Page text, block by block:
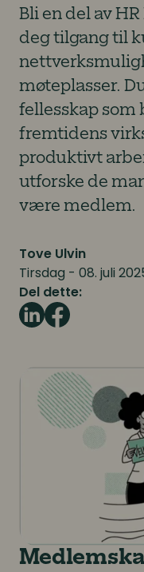
Bli en del av
deg tilgang til
møteplasser.
fellesskap som
fremtidens
produktivt
utforske de
være medlem.
Tove Ulvin
Tirsdag - 08. juli
Del dette: